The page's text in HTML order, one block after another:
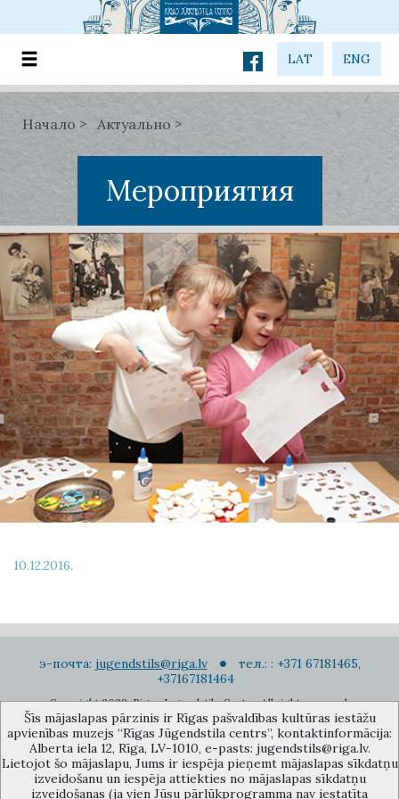
LAT ENG
Начало Актуально
Мероприятия
10.12.2016.
э-почта: jugendstils@riga.lv
тел.: : +371 67181465,
+37167181464
Copyright 2022. Rigas Jugendstila Centrs. All right reserved.
Подписаться на новости
Šīs mājaslapas pārzinis ir Rīgas pašvaldības kultūras iestāžu
apvienības muzejs “Rīgas Jūgendstila centrs”, kontaktinformācija:
Alberta iela 12, Rīga, LV-1010, e-pasts: jugendstils@riga.lv.
Lietojot šo mājaslapu, Jums ir iespēja pieņemt mājaslapas sīkdatņu
izveidošanu un iespēja attiekties no mājaslapas sīkdatņu
izveidošanas (ja vien Jūsu pārlūkprogramma nav iestatīta